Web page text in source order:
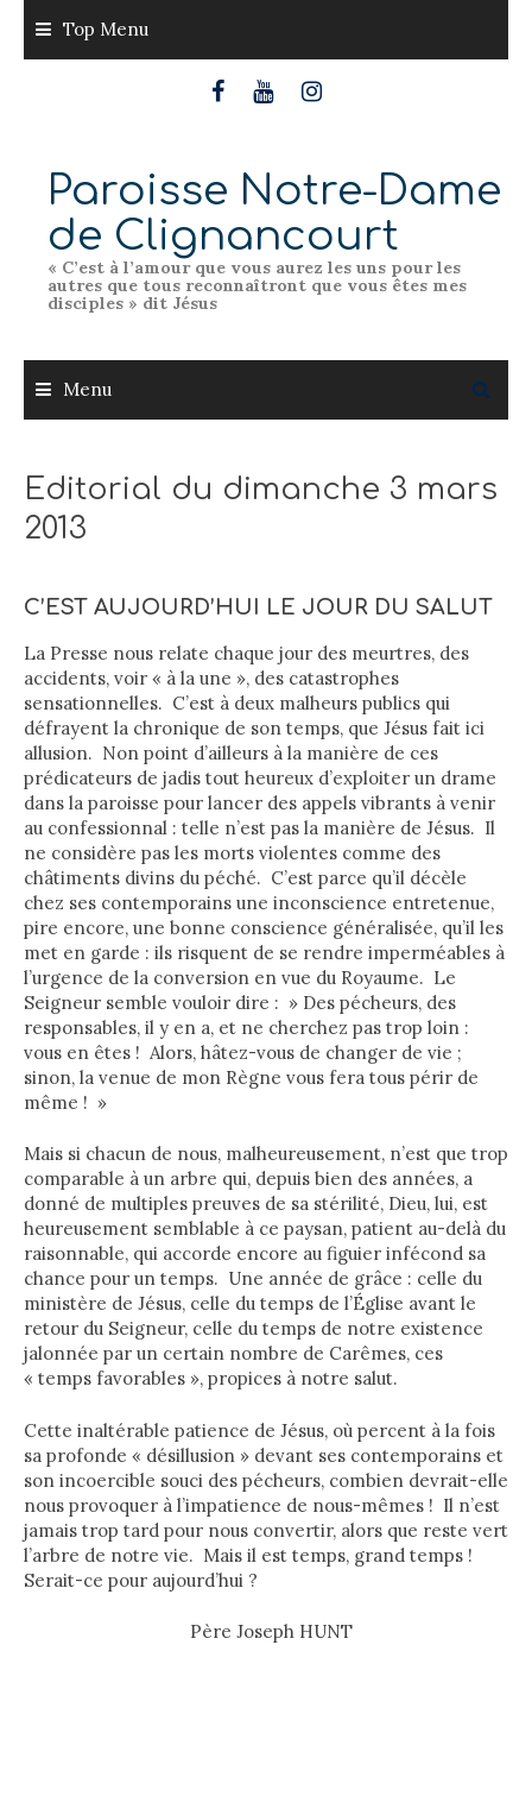
content
Top Menu
Paroisse Notre-Dame
de Clignancourt
« C’est à l’amour que vous aurez les uns pour les
autres que tous reconnaîtront que vous êtes mes
disciples » dit Jésus
Menu
Editorial du dimanche 3 mars
2013
C’EST AUJOURD’HUI LE JOUR DU SALUT
La Presse nous relate chaque jour des meurtres, des
accidents, voir « à la une », des catastrophes
sensationnelles. C’est à deux malheurs publics qui
défrayent la chronique de son temps, que Jésus fait ici
allusion. Non point d’ailleurs à la manière de ces
prédicateurs de jadis tout heureux d’exploiter un drame
dans la paroisse pour lancer des appels vibrants à venir
au confessionnal : telle n’est pas la manière de Jésus. Il
ne considère pas les morts violentes comme des
châtiments divins du péché. C’est parce qu’il décèle
chez ses contemporains une inconscience entretenue,
pire encore, une bonne conscience généralisée, qu’il les
met en garde : ils risquent de se rendre imperméables à
l’urgence de la conversion en vue du Royaume. Le
Seigneur semble vouloir dire : » Des pécheurs, des
responsables, il y en a, et ne cherchez pas trop loin :
vous en êtes ! Alors, hâtez-vous de changer de vie ;
sinon, la venue de mon Règne vous fera tous périr de
même ! »
Mais si chacun de nous, malheureusement, n’est que trop
comparable à un arbre qui, depuis bien des années, a
donné de multiples preuves de sa stérilité, Dieu, lui, est
heureusement semblable à ce paysan, patient au-delà du
raisonnable, qui accorde encore au figuier infécond sa
chance pour un temps. Une année de grâce : celle du
ministère de Jésus, celle du temps de l’Église avant le
retour du Seigneur, celle du temps de notre existence
jalonnée par un certain nombre de Carêmes, ces
« temps favorables », propices à notre salut.
Cette inaltérable patience de Jésus, où percent à la fois
sa profonde « désillusion » devant ses contemporains et
son incoercible souci des pécheurs, combien devrait-elle
nous provoquer à l’impatience de nous-mêmes ! Il n’est
jamais trop tard pour nous convertir, alors que reste vert
l’arbre de notre vie. Mais il est temps, grand temps !
Serait-ce pour aujourd’hui ?
Père Joseph HUNT